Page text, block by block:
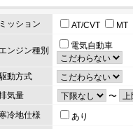
ミッション AT/CVT MT
エンジン種別 電気自動車
動方式
気量
〜
冷地仕様
あり